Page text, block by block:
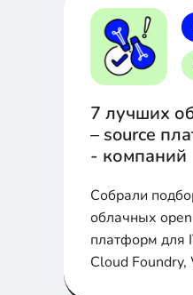
7 лучших
– source
- компаний
Собрали
облачных
платформ для
Cloud